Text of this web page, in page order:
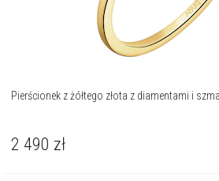
Pierścionek z żółtego złota z diamentami i
2 490 zł